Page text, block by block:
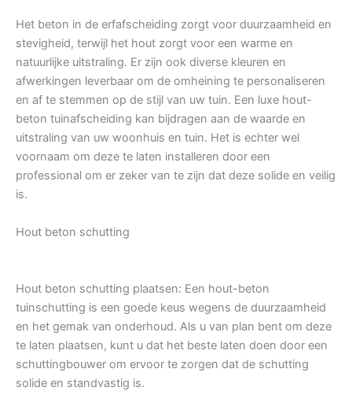
Het beton in de erfafscheiding zorgt voor duurzaamheid en
stevigheid, terwijl het hout zorgt voor een warme en
natuurlijke uitstraling. Er zijn ook diverse kleuren en
afwerkingen leverbaar om de omheining te personaliseren
en af te stemmen op de stijl van uw tuin. Een luxe hout-
beton tuinafscheiding kan bijdragen aan de waarde en
uitstraling van uw woonhuis en tuin. Het is echter wel
voornaam om deze te laten installeren door een
professional om er zeker van te zijn dat deze solide en veilig
is.
Hout beton schutting
Hout beton schutting plaatsen: Een hout-beton
tuinschutting is een goede keus wegens de duurzaamheid
en het gemak van onderhoud. Als u van plan bent om deze
te laten plaatsen, kunt u dat het beste laten doen door een
schuttingbouwer om ervoor te zorgen dat de schutting
solide en standvastig is.